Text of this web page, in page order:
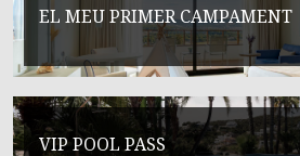
EL MEU PRIMER CAMPAMENT
VIP POOL PASS